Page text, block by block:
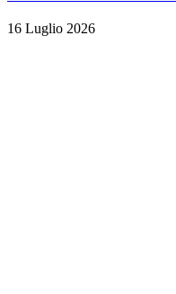
16 Luglio 2026